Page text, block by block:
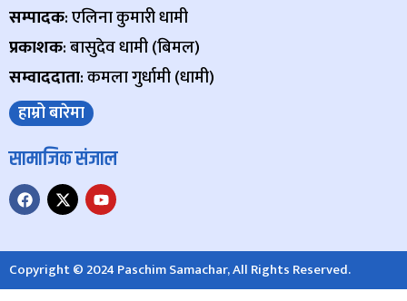
सम्पादक: एलिना कुमारी धामी
प्रकाशक: बासुदेव धामी (बिमल)
सम्वाददाता: कमला गुर्धामी (धामी)
हाम्रो बारेमा
सामाजिक संजाल
Copyright © 2024 Paschim Samachar, All Rights Reserved.